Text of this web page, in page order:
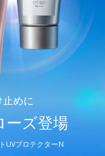
めに
ーズ登場
UVプロテクターN